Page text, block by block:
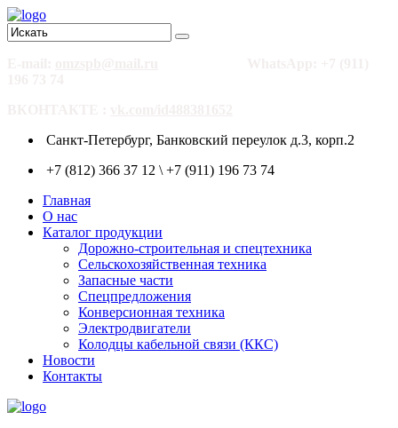
Санкт-Петербург, Банковский переулок д.3, корп.2
+7 (812) 366 37 12 \ +7 (911) 196 73 74
Главная
О нас
Каталог продукции
Дорожно-строительная и спецтехника
Сельскохозяйственная техника
Запасные части
Спецпредложения
Конверсионная техника
Электродвигатели
Колодцы кабельной связи (ККС)
Новости
Контакты